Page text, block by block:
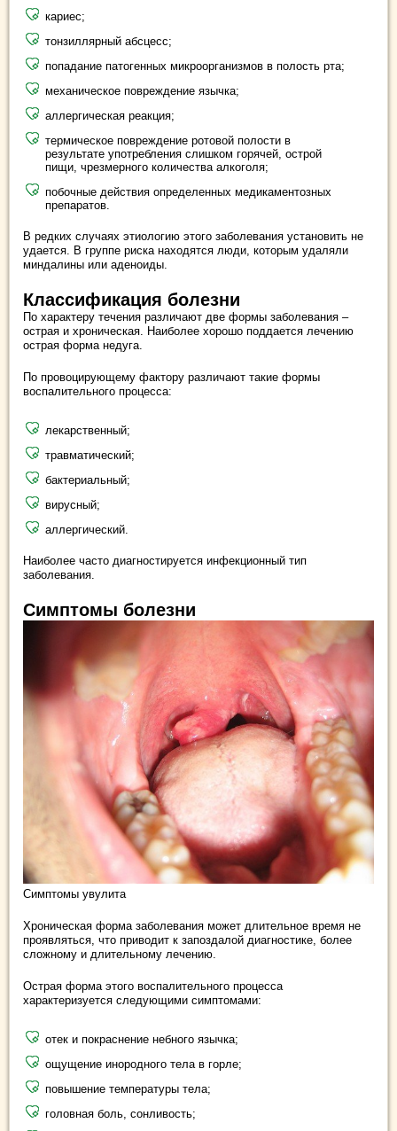
кариес;
тонзиллярный абсцесс;
попадание патогенных микроорганизмов в полость рта;
механическое повреждение язычка;
аллергическая реакция;
термическое повреждение ротовой полости в
результате употребления слишком горячей, острой
пищи, чрезмерного количества алкоголя;
побочные действия определенных медикаментозных
препаратов.
В редких случаях этиологию этого заболевания установить не
удается. В группе риска находятся люди, которым удаляли
миндалины или аденоиды.
Классификация болезни
По характеру течения различают две формы заболевания –
острая и хроническая. Наиболее хорошо поддается лечению
острая форма недуга.
По провоцирующему фактору различают такие формы
воспалительного процесса:
лекарственный;
травматический;
бактериальный;
вирусный;
аллергический.
Наиболее часто диагностируется инфекционный тип
заболевания.
Симптомы болезни
Симптомы увулита
Хроническая форма заболевания может длительное время не
проявляться, что приводит к запоздалой диагностике, более
сложному и длительному лечению.
Острая форма этого воспалительного процесса
характеризуется следующими симптомами:
отек и покраснение небного язычка;
ощущение инородного тела в горле;
повышение температуры тела;
головная боль, сонливость;